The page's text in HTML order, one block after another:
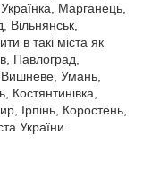
Марганець,
Вільнянськ,
в такі міста як
Павлоград,
Вишневе, Умань,
Костянтинівка,
Ірпінь, Коростень,
України.